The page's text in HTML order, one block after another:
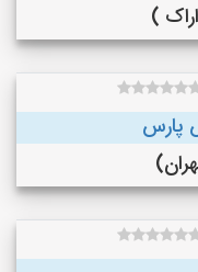
پارس